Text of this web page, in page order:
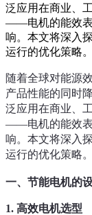
泛应用在商业、
——电机的能效表
响。本文将深入
运行的优化策略。
随着全球对能源
产品性能的同时
泛应用在商业、
——电机的能效表
响。本文将深入
运行的优化策略。
一、节能电机的
1. 高效电机选型